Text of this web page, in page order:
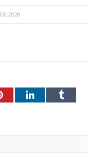
2020
PinterestLinkedInTumblr